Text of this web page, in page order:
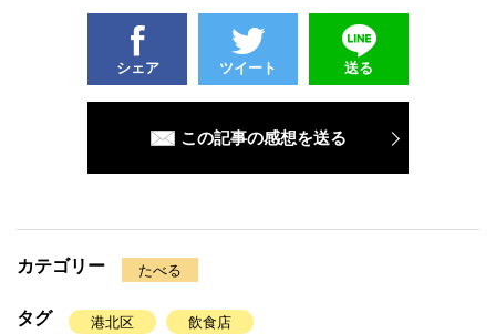
シェア ツイート 送る
この記事の感想を送る
カテゴリー たべる
タグ 港北区 飲食店